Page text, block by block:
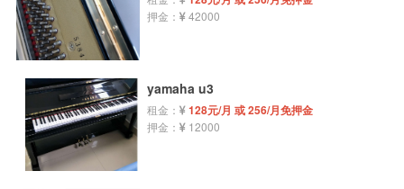
押金： 42000
yamaha u3
租金： 128元/月 或 256/月免押金
押金： 12000